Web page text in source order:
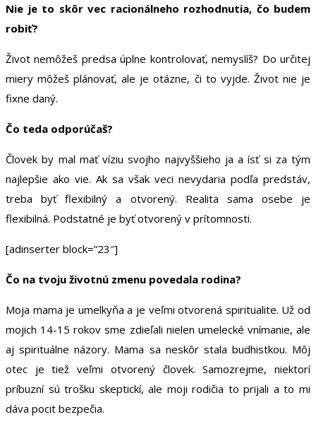
Nie je to skôr vec racionálneho rozhodnutia, čo budem
robiť?
Život nemôžeš predsa úplne kontrolovať, nemyslíš? Do určitej
miery môžeš plánovať, ale je otázne, či to vyjde. Život nie je
fixne daný.
Čo teda odporúčaš?
Človek by mal mať víziu svojho najvyššieho ja a ísť si za tým
najlepšie ako vie. Ak sa však veci nevydaria podľa predstáv,
treba byť flexibilný a otvorený. Realita sama osebe je
flexibilná. Podstatné je byť otvorený v prítomnosti.
[adinserter block=”23″]
Čo na tvoju životnú zmenu povedala rodina?
Moja mama je umelkyňa a je veľmi otvorená spiritualite. Už od
mojich 14-15 rokov sme zdieľali nielen umelecké vnímanie, ale
aj spirituálne názory. Mama sa neskôr stala budhistkou. Môj
otec je tiež veľmi otvorený človek. Samozrejme, niektorí
príbuzní sú trošku skeptickí, ale moji rodičia to prijali a to mi
dáva pocit bezpečia.